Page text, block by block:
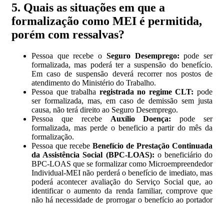
5. Quais as situações em que a
formalização como MEI é permitida,
porém com ressalvas?
Pessoa que recebe o Seguro Desemprego: pode ser
formalizada, mas poderá ter a suspensão do benefício.
Em caso de suspensão deverá recorrer nos postos de
atendimento do Ministério do Trabalho.
Pessoa que trabalha registrada no regime CLT: pode
ser formalizada, mas, em caso de demissão sem justa
causa, não terá direito ao Seguro Desemprego.
Pessoa que recebe Auxílio Doença: pode ser
formalizada, mas perde o beneficio a partir do mês da
formalização.
Pessoa que recebe Benefício de Prestação Continuada
da Assistência Social (BPC-LOAS): o beneficiário do
BPC-LOAS que se formalizar como Microempreendedor
Individual-MEI não perderá o benefício de imediato, mas
poderá acontecer avaliação do Serviço Social que, ao
identificar o aumento da renda familiar, comprove que
não há necessidade de prorrogar o benefício ao portador